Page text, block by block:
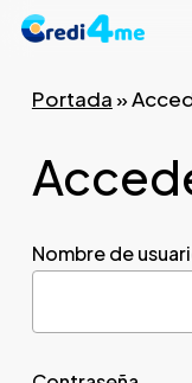
Skip
mainPortada»
Nombre de